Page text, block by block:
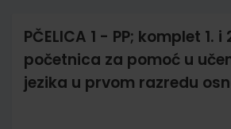
PČELICA 1 - PP; komplet 1.
početnica za pomoć u
jezika u prvom razredu